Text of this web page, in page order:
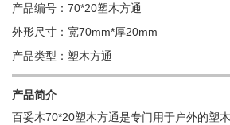
产品编号：70*20塑木方通
外形尺寸：宽70mm*厚20mm
产品类型：塑木方通
产品简介
百妥木70*20塑木方通是专门用于户外的塑